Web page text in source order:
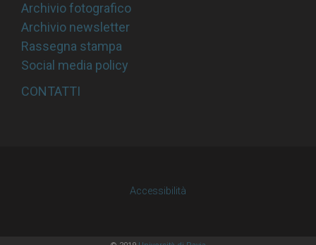
Archivio fotografico
Archivio newsletter
Rassegna stampa
Social media policy
CONTATTI
Accessibilità